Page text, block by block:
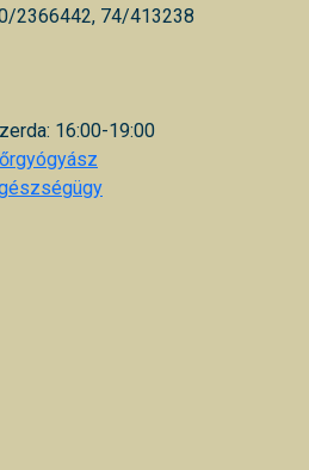
2366442, 74/413238
16:00-19:00